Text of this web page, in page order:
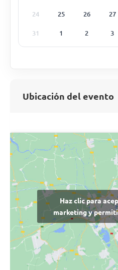
24 25 26 27
31 1 2 3
Ubicación del evento
Haz clic para
marketing y